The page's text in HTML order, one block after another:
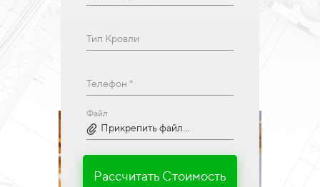
Тип Кровли
Телефон *
Файл
Прикрепить файл...
Рассчитать Стоимость